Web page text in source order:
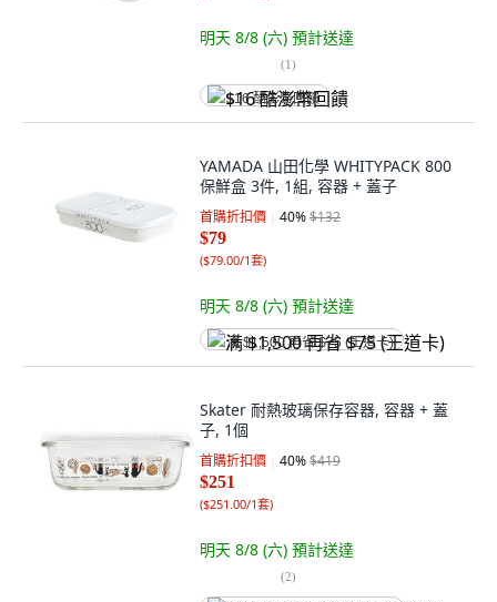
明天 8/8 (六) 預計送達
(1)
$16 酷澎幣回饋
YAMADA 山田化學 WHITYPACK 800
保鮮盒 3件, 1組, 容器 + 蓋子
首購折扣價 40%$132
$79
($79.00/1套)
明天 8/8 (六) 預計送達
满 $1,500 再省 $75 (王道卡)
Skater 耐熱玻璃保存容器, 容器 + 蓋
子, 1個
首購折扣價 40%$419
$251
($251.00/1套)
明天 8/8 (六) 預計送達
(2)